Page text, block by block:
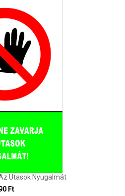
Utasok Nyugalmát
Ft